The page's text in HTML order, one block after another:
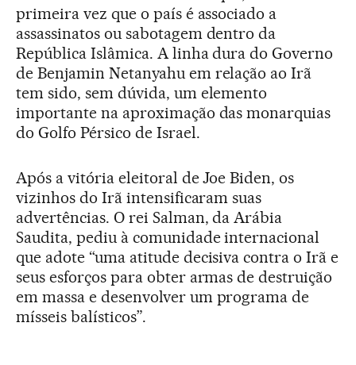
primeira vez que o país é associado a
assassinatos ou sabotagem dentro da
República Islâmica. A linha dura do Governo
de Benjamin Netanyahu em relação ao Irã
tem sido, sem dúvida, um elemento
importante na aproximação das monarquias
do Golfo Pérsico de Israel.
Após a vitória eleitoral de Joe Biden, os
vizinhos do Irã intensificaram suas
advertências. O rei Salman, da Arábia
Saudita, pediu à comunidade internacional
que adote “uma atitude decisiva contra o Irã e
seus esforços para obter armas de destruição
em massa e desenvolver um programa de
mísseis balísticos”.